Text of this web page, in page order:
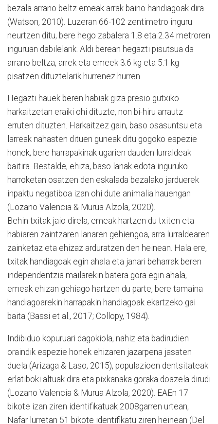
bezala arrano beltz emeak arrak baino handiagoak dira
(Watson, 2010). Luzeran 66-102 zentimetro inguru
neurtzen ditu, bere hego zabalera 1.8 eta 2.34 metroren
inguruan dabilelarik. Aldi berean hegazti pisutsua da
arrano beltza, arrek eta emeek 3.6 kg eta 5.1 kg
pisatzen dituztelarik hurrenez hurren.
Hegazti hauek beren habiak giza presio gutxiko
harkaitzetan eraiki ohi dituzte, non bi-hiru arrautz
erruten dituzten. Harkaitzez gain, baso osasuntsu eta
larreak nahasten dituen guneak ditu gogoko espezie
honek, bere harrapakinak ugarien dauden lurraldeak
baitira. Bestalde, ehiza, baso lanak edota inguruko
harroketan osatzen den eskalada bezalako jarduerek
inpaktu negatiboa izan ohi dute animalia hauengan
(Lozano Valencia & Murua Alzola, 2020).
Behin txitak jaio direla, emeak hartzen du txiten eta
habiaren zaintzaren lanaren gehiengoa, arra lurraldearen
zainketaz eta ehizaz arduratzen den heinean. Hala ere,
txitak handiagoak egin ahala eta janari beharrak beren
independentzia mailarekin batera gora egin ahala,
emeak ehizan gehiago hartzen du parte, bere tamaina
handiagoarekin harrapakin handiagoak ekartzeko gai
baita (Bassi et al., 2017; Collopy, 1984).
Indibiduo kopuruari dagokiola, nahiz eta badirudien
oraindik espezie honek ehizaren jazarpena jasaten
duela (Arizaga & Laso, 2015), populazioen dentsitateak
erlatiboki altuak dira eta pixkanaka goraka doazela dirudi
(Lozano Valencia & Murua Alzola, 2020). EAEn 17
bikote izan ziren identifikatuak 2008garren urtean,
Nafar lurretan 51 bikote identifikatu ziren heinean (Del